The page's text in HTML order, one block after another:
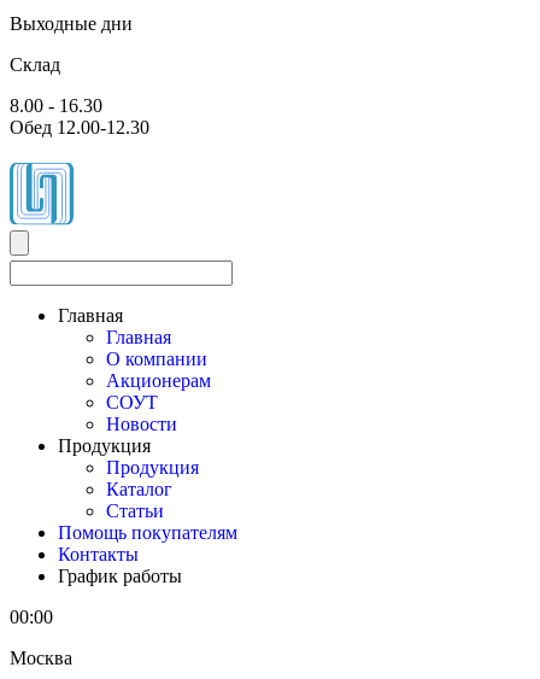
Выходные дни
Склад
8.00 - 16.30
Обед 12.00-12.30
Главная
Главная
О компании
Акционерам
СОУТ
Новости
Продукция
Продукция
Каталог
Статьи
Помощь покупателям
Контакты
График работы
00:00
Москва